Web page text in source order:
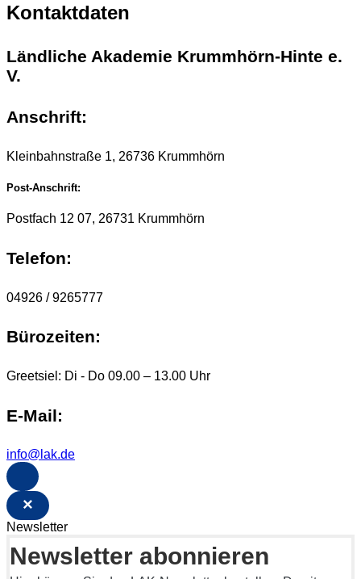
Kontaktdaten
Ländliche Akademie Krummhörn-Hinte e.
V.
Anschrift:
Kleinbahnstraße 1, 26736 Krummhörn
Post-Anschrift:
Postfach 12 07, 26731 Krummhörn
Telefon:
04926 / 9265777
Bürozeiten:
Greetsiel: Di - Do 09.00 – 13.00 Uhr
E-Mail:
info@lak.de
×
Newsletter
Newsletter abonnieren